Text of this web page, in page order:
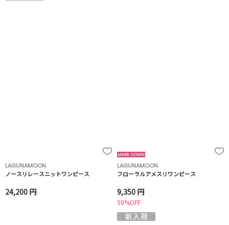
LAGUNAMOON
ノースリレースニットワンピース
24,200 円
LAGUNAMOON
フローラルアメスリワンピース
9,350 円
50%OFF